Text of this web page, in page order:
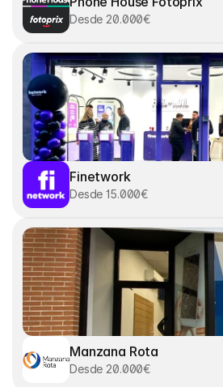
Desde 20.000€
Finetwork
Desde 15.000€
Manzana Rota
Desde 20.000€